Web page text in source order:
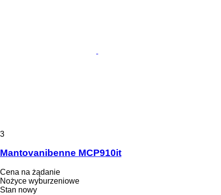
3
Mantovanibenne MCP910it
Cena na żądanie
Nożyce wyburzeniowe
Stan nowy